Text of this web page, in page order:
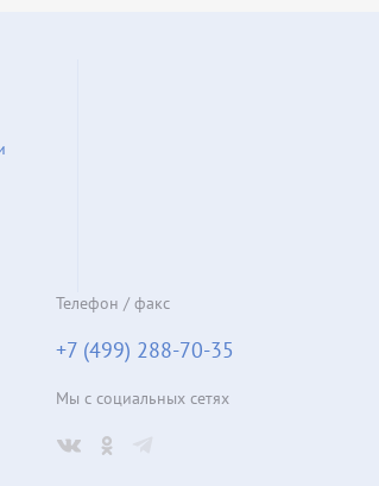
Телефон / факс
+7 (499) 288-70-35
Мы с социальных сетях